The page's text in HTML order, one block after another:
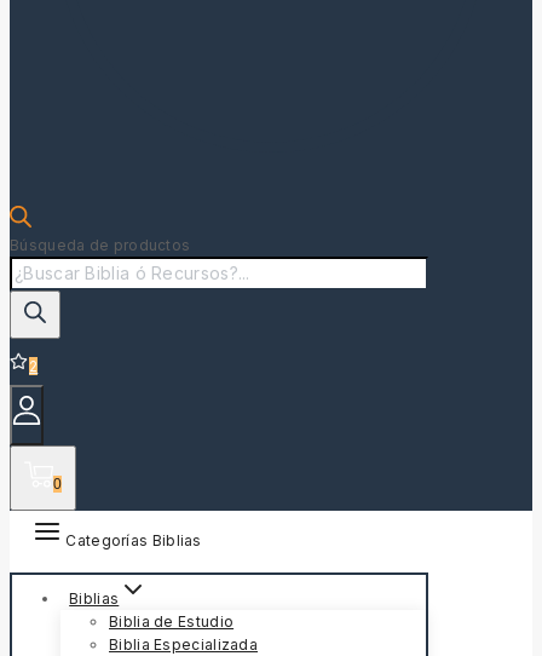
Búsqueda de productos
2
0
Categorías Biblias
Biblias
Biblia de Estudio
Biblia Especializada